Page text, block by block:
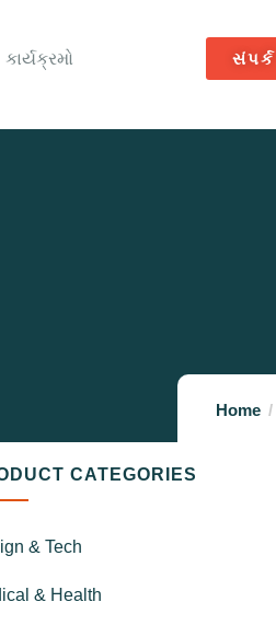
કાર્યક્રમો સંપર્ક
Home
CATEGORIES
& Tech
& Health